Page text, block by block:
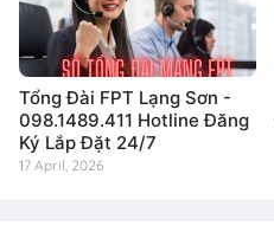
Tổng Đài FPT Lạng Sơn -
098.1489.411 Hotline Đăng
Ký Lắp Đặt 24/7
17 April, 2026